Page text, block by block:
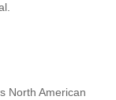
North American